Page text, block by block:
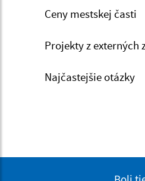
Ceny mestskej časti
Projekty z externých
Najčastejšie otázky